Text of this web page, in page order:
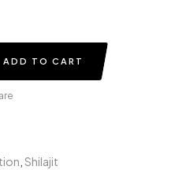
ADD TO CART
Shilajit